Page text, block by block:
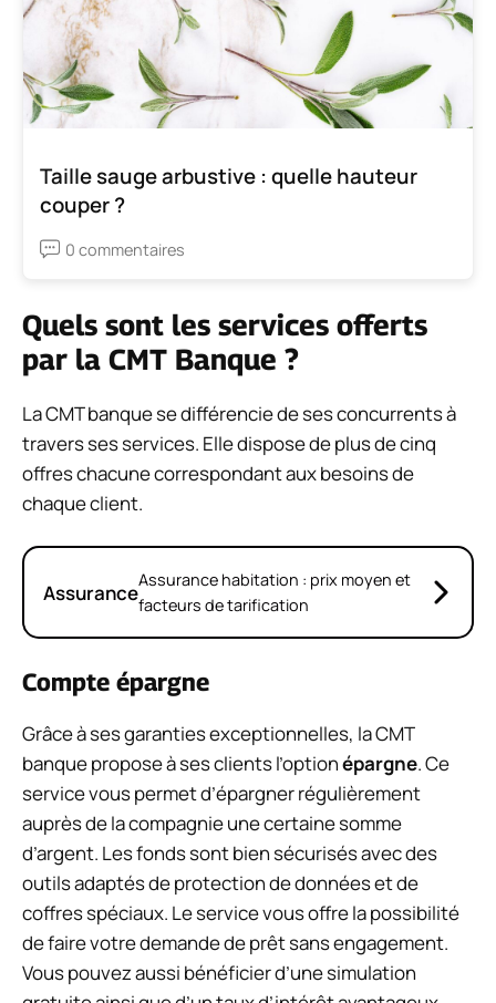
Taille sauge arbustive : quelle hauteur
couper ?
0 commentaires
Quels sont les services offerts
par la CMT Banque ?
La CMT banque se différencie de ses concurrents à
travers ses services. Elle dispose de plus de cinq
offres chacune correspondant aux besoins de
chaque client.
AssuranceAssurance habitation : prix moyen et
facteurs de tarification
Compte épargne
Grâce à ses garanties exceptionnelles, la CMT
banque propose à ses clients l’optionépargne. Ce
service vous permet d’épargner régulièrement
auprès de la compagnie une certaine somme
d’argent. Les fonds sont bien sécurisés avec des
outils adaptés de protection de données et de
coffres spéciaux. Le service vous offre la possibilité
de faire votre demande de prêt sans engagement.
Vous pouvez aussi bénéficier d’une simulation